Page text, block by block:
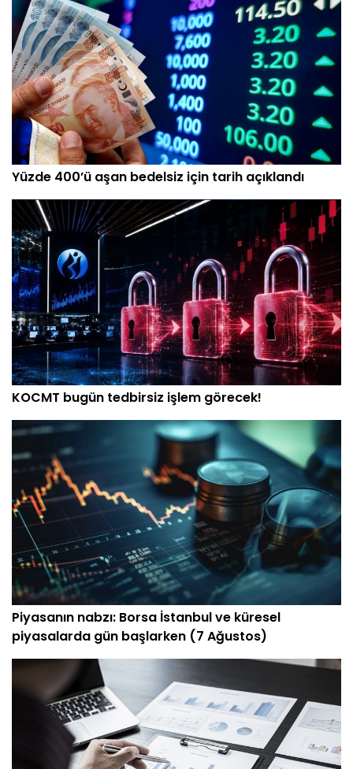
Yüzde 400’ü aşan bedelsiz için tarih açıklandı
KOCMT bugün tedbirsiz işlem görecek!
Piyasanın nabzı: Borsa İstanbul ve küresel
piyasalarda gün başlarken (7 Ağustos)